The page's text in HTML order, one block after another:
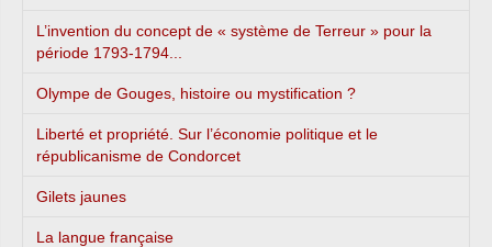
L’invention du concept de « système de Terreur » pour la
période 1793-1794...
Olympe de Gouges, histoire ou mystification ?
Liberté et propriété. Sur l’économie politique et le
républicanisme de Condorcet
Gilets jaunes
La langue française